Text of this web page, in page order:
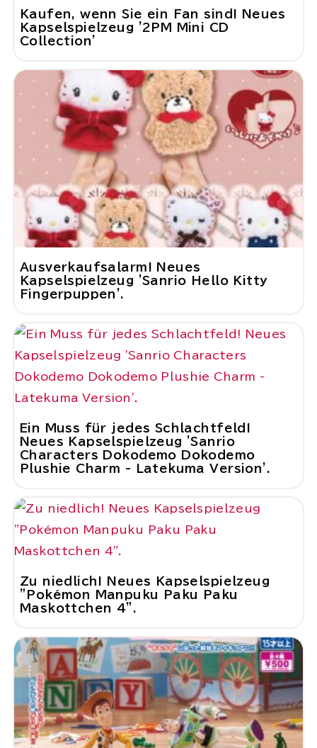
Kaufen, wenn Sie ein Fan sind! Neues
Kapselspielzeug '2PM Mini CD
Collection'
Ausverkaufsalarm! Neues
Kapselspielzeug 'Sanrio Hello Kitty
Fingerpuppen'.
Ein Muss für jedes Schlachtfeld!
Neues Kapselspielzeug 'Sanrio
Characters Dokodemo Dokodemo
Plushie Charm - Latekuma Version'.
Zu niedlich! Neues Kapselspielzeug
"Pokémon Manpuku Paku Paku
Maskottchen 4".